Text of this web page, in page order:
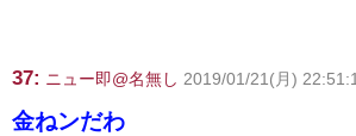
37: ニュー即@名無し 2019/01/21(月)
金ねンだわ